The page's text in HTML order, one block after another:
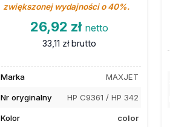
zwiększonej wydajności o 40%.
26,92 zł netto
33,11 zł brutto
Marka MAXJET
Nr oryginalny HP C9361 / HP 342
Kolor color